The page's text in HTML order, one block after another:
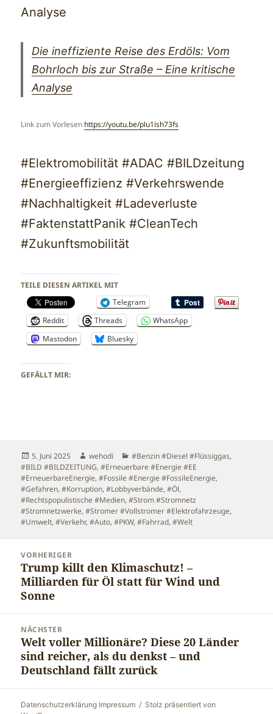
Analyse
Die ineffiziente Reise des Erdöls: Vom
Bohrloch bis zur Straße – Eine kritische
Analyse
Link zum Vorlesen https://youtu.be/plu1ish73fs
#Elektromobilität #ADAC #BILDzeitung
#Energieeffizienz #Verkehrswende
#Nachhaltigkeit #Ladeverluste
#FaktenstattPanik #CleanTech
#Zukunftsmobilität
TEILE DIESEN ARTIKEL MIT
Telegram
Reddit
Threads
WhatsApp
Mastodon
Bluesky
GEFÄLLT MIR:
Veröffentlicht
am
5. Juni 2025 Autor
wehodi Kategorien
#Benzin #Diesel #Flüssiggas,
#BILD #BILDZEITUNG,#Erneuerbare #Energie #EE
#ErneuerbareEnergie,#Fossile #Energie #FossileEnergie,
#Gefahren,#Korruption,#Lobbyverbände,#Öl,
#Rechtspopulistische #Medien,#Strom #Stromnetz
#Stromnetzwerke,#Stromer #Vollstromer #Elektrofahrzeuge,
#Umwelt,#Verkehr, #Auto, #PKW, #Fahrrad,#Welt
Beitragsnavigation
VORHERIGER
Vorheriger
Beitrag:
Trump killt den Klimaschutz! –
Milliarden für Öl statt für Wind und
Sonne
NÄCHSTER
Nächster
Beitrag:
Welt voller Millionäre? Diese 20 Länder
sind reicher, als du denkst – und
Deutschland fällt zurück
Datenschutzerklärung Impressum
Stolz präsentiert von